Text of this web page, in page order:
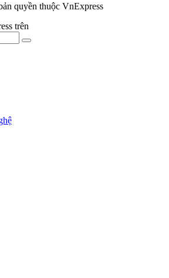
quyền thuộc VnExpress
trên